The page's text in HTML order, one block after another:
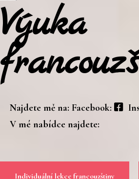
Výuka
Najdete mě na: Facebook:
V mé nabídce najdete:
Individuální lekce francouzštiny